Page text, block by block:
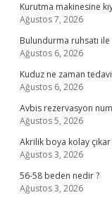
Kurutma makinesine
Ağustos 7, 2026
Bulundurma ruhsatı
Ağustos 6, 2026
Kuduz ne zaman
Ağustos 6, 2026
Avbis rezervasyon
Ağustos 5, 2026
Akrilik boya kolay çıkar
Ağustos 3, 2026
56-58 beden nedir ?
Ağustos 3, 2026